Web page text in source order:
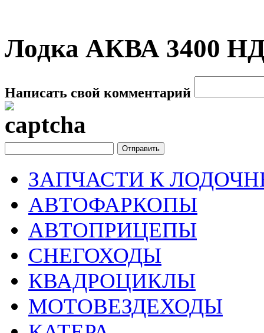
Лодка АКВА 3400
Написать свой комментарий
ЗАПЧАСТИ К
АВТОФАРКОПЫ
АВТОПРИЦЕПЫ
СНЕГОХОДЫ
КВАДРОЦИКЛЫ
МОТОВЕЗДЕХОДЫ